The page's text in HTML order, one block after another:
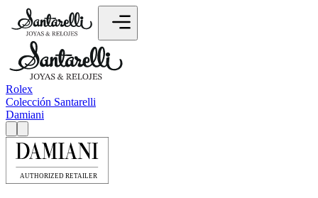
Rolex
Colección Santarelli
Damiani